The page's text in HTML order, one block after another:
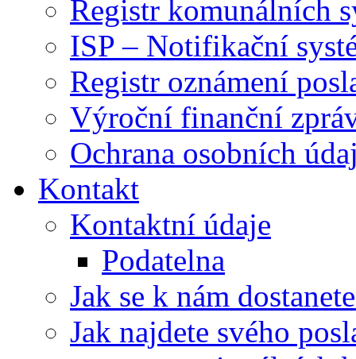
Registr komunálních
ISP – Notifikační
Registr oznámení
Výroční finanční
Ochrana osobních
Kontakt
Kontaktní údaje
Podatelna
Jak se k nám
Jak najdete svého